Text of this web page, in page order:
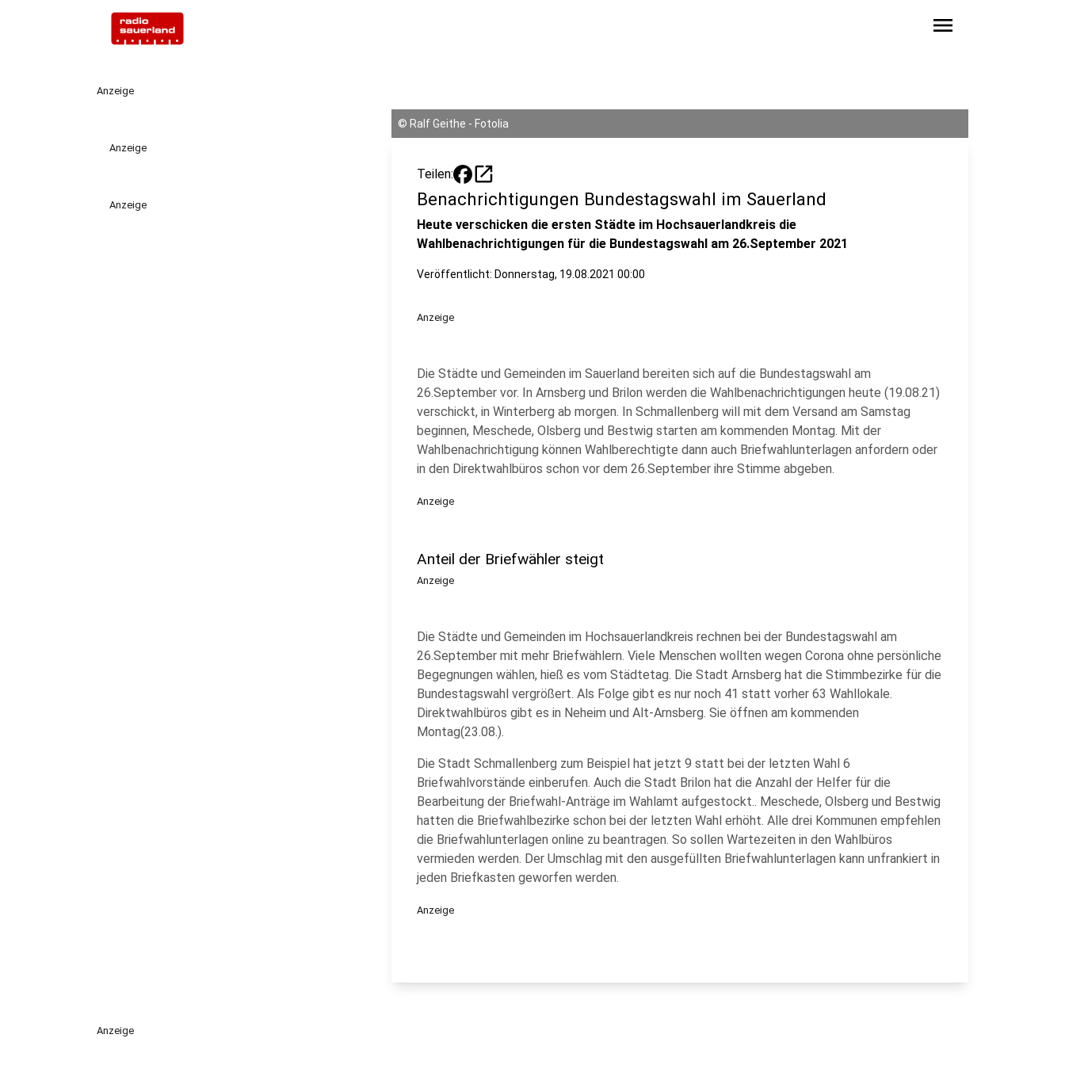
menu
Anzeige
Anzeige
Anzeige
© Ralf Geithe - Fotolia
Teilen: open_in_new
Benachrichtigungen Bundestagswahl im Sauerland
Heute verschicken die ersten Städte im Hochsauerlandkreis die
Wahlbenachrichtigungen für die Bundestagswahl am 26.September 2021
Veröffentlicht: Donnerstag, 19.08.2021 00:00
Anzeige
Die Städte und Gemeinden im Sauerland bereiten sich auf die Bundestagswahl am
26.September vor. In Arnsberg und Brilon werden die Wahlbenachrichtigungen heute (19.08.21)
verschickt, in Winterberg ab morgen. In Schmallenberg will mit dem Versand am Samstag
beginnen, Meschede, Olsberg und Bestwig starten am kommenden Montag. Mit der
Wahlbenachrichtigung können Wahlberechtigte dann auch Briefwahlunterlagen anfordern oder
in den Direktwahlbüros schon vor dem 26.September ihre Stimme abgeben.
Anzeige
Anteil der Briefwähler steigt
Anzeige
Die Städte und Gemeinden im Hochsauerlandkreis rechnen bei der Bundestagswahl am
26.September mit mehr Briefwählern. Viele Menschen wollten wegen Corona ohne persönliche
Begegnungen wählen, hieß es vom Städtetag. Die Stadt Arnsberg hat die Stimmbezirke für die
Bundestagswahl vergrößert. Als Folge gibt es nur noch 41 statt vorher 63 Wahllokale.
Direktwahlbüros gibt es in Neheim und Alt-Arnsberg. Sie öffnen am kommenden
Montag(23.08.).
Die Stadt Schmallenberg zum Beispiel hat jetzt 9 statt bei der letzten Wahl 6
Briefwahlvorstände einberufen. Auch die Stadt Brilon hat die Anzahl der Helfer für die
Bearbeitung der Briefwahl-Anträge im Wahlamt aufgestockt.. Meschede, Olsberg und Bestwig
hatten die Briefwahlbezirke schon bei der letzten Wahl erhöht. Alle drei Kommunen empfehlen
die Briefwahlunterlagen online zu beantragen. So sollen Wartezeiten in den Wahlbüros
vermieden werden. Der Umschlag mit den ausgefüllten Briefwahlunterlagen kann unfrankiert in
jeden Briefkasten geworfen werden.
Anzeige
Anzeige